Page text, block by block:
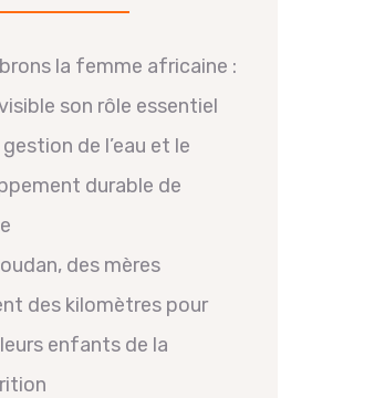
la femme africaine :
son rôle essentiel
de l’eau et le
durable de
des mères
des kilomètres pour
enfants de la